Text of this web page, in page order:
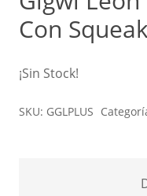
Con
¡Sin Stock!
SKU: GGLPLUS